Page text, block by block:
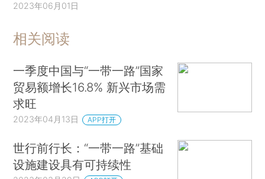
2023年06月01日
相关阅读
一季度中国与“一带一路”国家
贸易额增长16.8% 新兴市场需
求旺
2023年04月13日 APP打开
世行前行长：“一带一路”基础
设施建设具有可持续性